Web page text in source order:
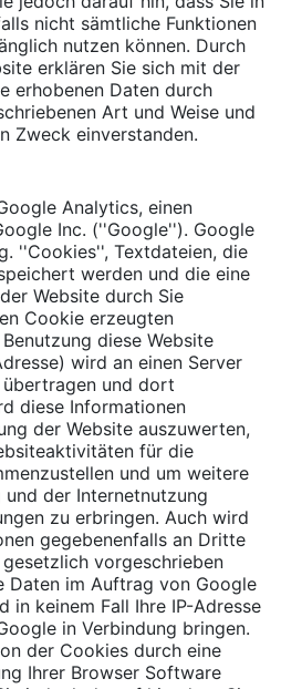
nicht sämtliche Funktionen
nutzen können. Durch
erklären Sie sich mit der
erhobenen Daten durch
Art und Weise und
Zweck einverstanden.
Analytics, einen
Inc. (''Google''). Google
''Cookies'', Textdateien, die
werden und die eine
Website durch Sie
Cookie erzeugten
diese Website
wird an einen Server
und dort
diese Informationen
der Website auszuwerten,
für die
und um weitere
der Internetnutzung
zu erbringen. Auch wird
gegebenenfalls an Dritte
vorgeschrieben
im Auftrag von Google
in keinem Fall Ihre IP-Adresse
in Verbindung bringen.
der Cookies durch eine
Ihrer Browser Software